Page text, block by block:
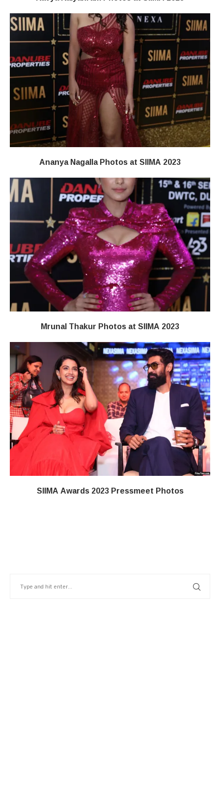
Ananya Nagalla Photos at SIIMA 2023
Mrunal Thakur Photos at SIIMA 2023
SIIMA Awards 2023 Pressmeet Photos